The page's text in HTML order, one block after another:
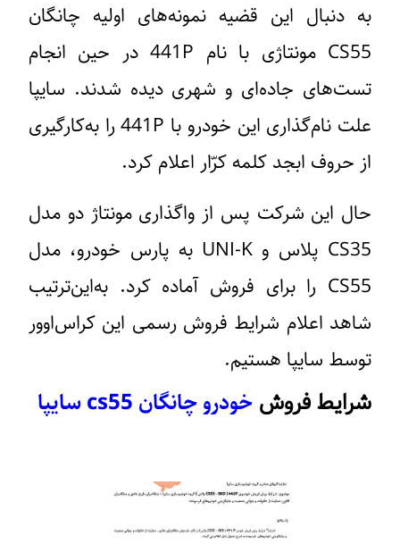
به دنبال این قضیه نمونه‌های اولیه چانگان
CS55 مونتاژی با نام 441P در حین انجام
تست‌های جاده‌ای و شهری دیده شدند. سایپا
علت نام‌گذاری این خودرو با 441P را به‌کارگیری
از حروف ابجد کلمه کرّار اعلام کرد.
حال این شرکت پس از واگذاری مونتاژ دو مدل
CS35 پلاس و UNI-K به پارس خودرو، مدل
CS55 را برای فروش آماده کرد. به‌این‌ترتیب
شاهد اعلام شرایط فروش رسمی این کراس‌اوور
توسط سایپا هستیم.
شرایط فروش خودرو چانگان cs55 سایپا